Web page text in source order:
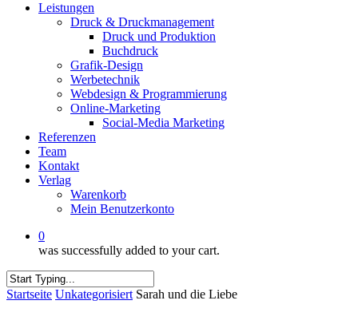
Leistungen
Druck & Druckmanagement
Druck und Produktion
Buchdruck
Grafik-Design
Werbetechnik
Webdesign & Programmierung
Online-Marketing
Social-Media Marketing
Referenzen
Team
Kontakt
Verlag
Warenkorb
Mein Benutzerkonto
0
was successfully added to your cart.
Close
Startseite Unkategorisiert Sarah und die Liebe